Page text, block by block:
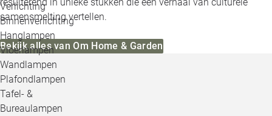
Verlichting
Binnenverlichting
Hanglampen
Vloerlampen
Wandlampen
Plafondlampen
Tafel- &
Bureaulampen
samensmelting vertellen.
Bekijk alles van Om Home & Garden